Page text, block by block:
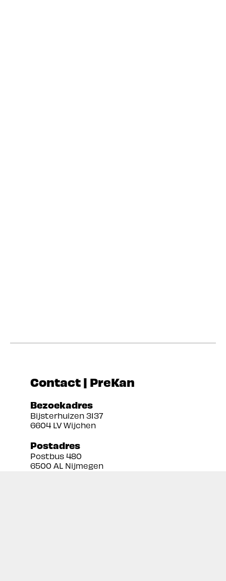
Contact | PreKan
Bezoekadres
Bijsterhuizen 3137
6604 LV Wijchen
Postadres
Postbus 480
6500 AL Nijmegen